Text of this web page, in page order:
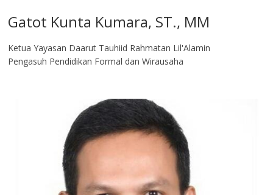
Gatot Kunta Kumara, ST., MM
Ketua Yayasan Daarut Tauhiid Rahmatan Lil'Alamin
Pengasuh Pendidikan Formal dan Wirausaha